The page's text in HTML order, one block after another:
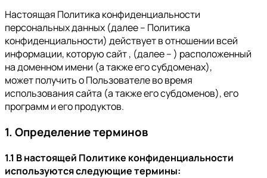
Настоящая Политика конфиденциальности
персональных данных (далее – Политика
конфиденциальности) действует в отношении всей
информации, которую сайт , (далее – ) расположенный
на доменном имени (а также его субдоменах),
может получить о Пользователе во время
использования сайта (а также его субдоменов), его
программ и его продуктов.
1. Определение терминов
1.1 В настоящей Политике конфиденциальности
используются следующие термины: